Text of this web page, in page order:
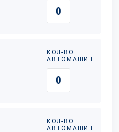
КОЛ-ВО
АВТОМАШИН
КОЛ-ВО
АВТОМАШИН